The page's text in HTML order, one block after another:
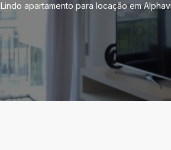
Lindo apartamento para locação em